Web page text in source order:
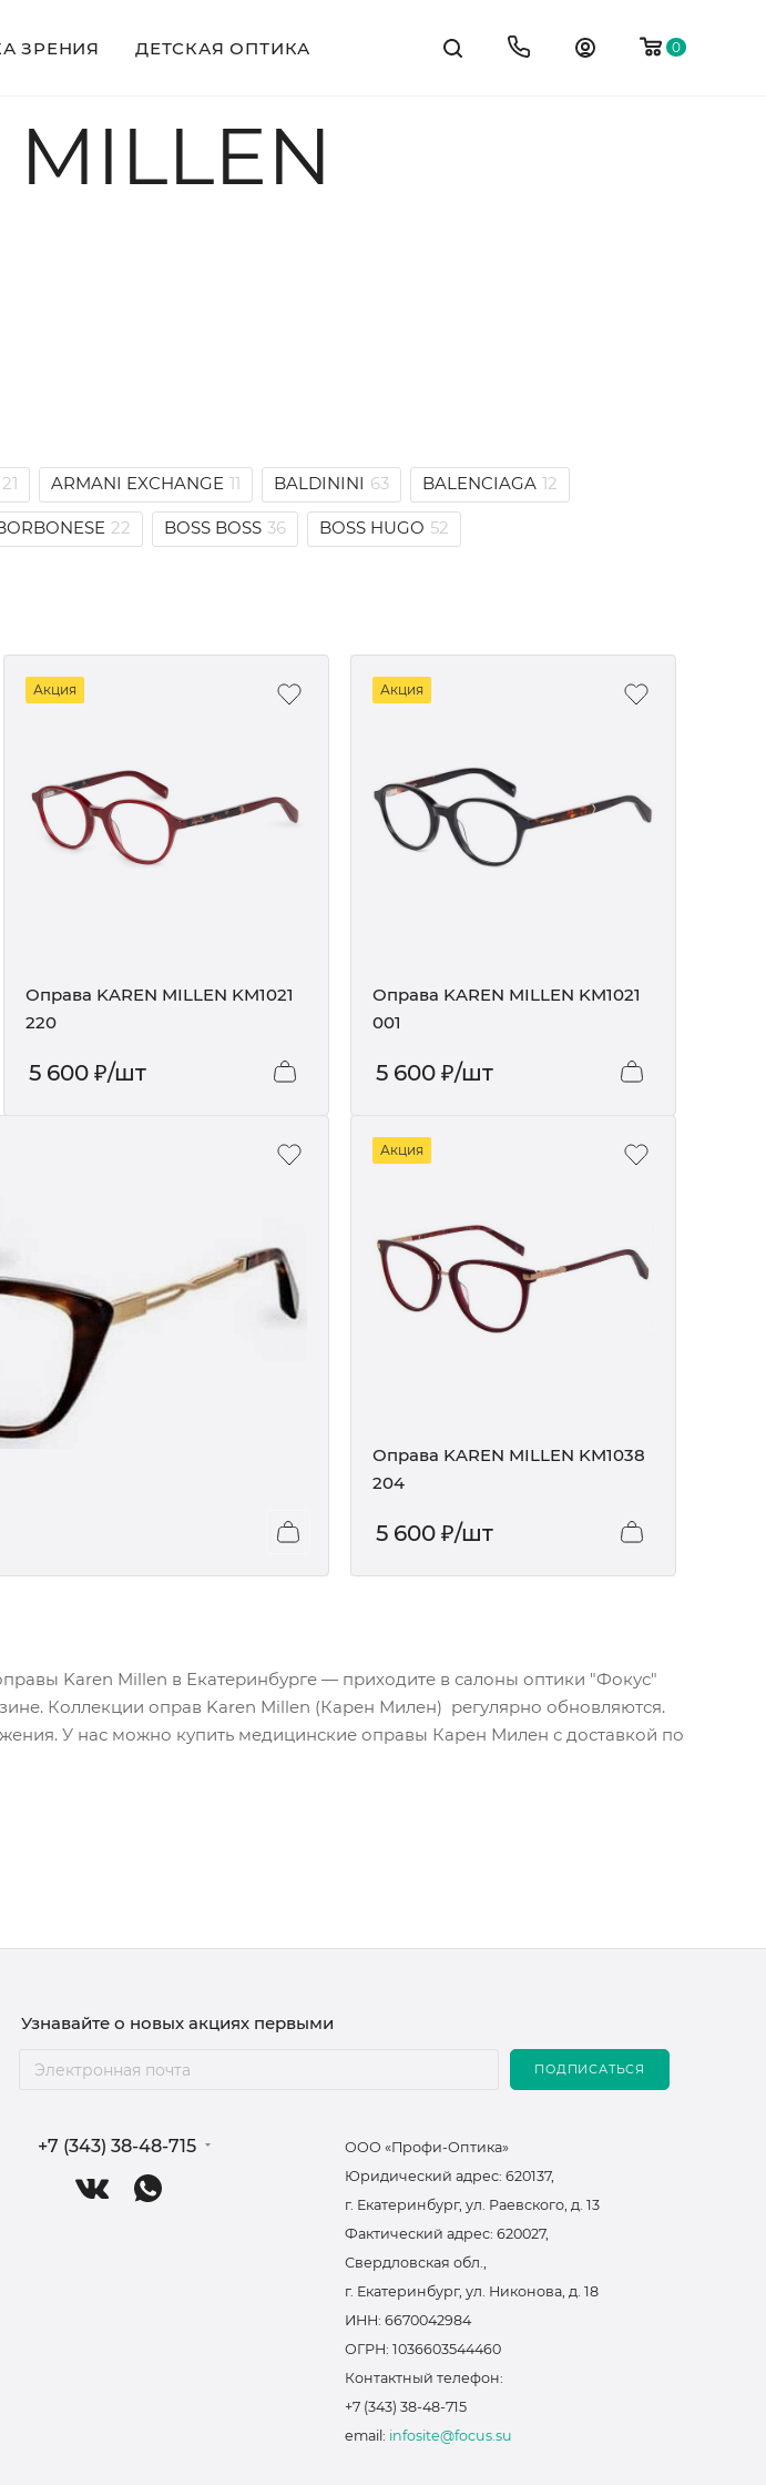
0
ЗРЕНИЯ ДЕТСКАЯ ОПТИКА
MILLEN
21 ARMANI EXCHANGE 11 BALDININI 63 BALENCIAGA 12
22 BOSS BOSS 36 BOSS HUGO 52
Акция
Оправа KAREN MILLEN KM1021
220
5 600₽/шт
Акция
Оправа KAREN MILLEN KM1021
001
5 600₽/шт
Акция
Оправа KAREN MILLEN KM1038
204
5 600₽/шт
Karen Millen в Екатеринбурге — приходите в салоны оптики "Фокус"
Коллекции оправ Karen Millen (Карен Милен) регулярно обновляются.
У нас можно купить медицинские оправы Карен Милен с доставкой по
Узнавайте о новых акциях первыми
ПОДПИСАТЬСЯ
+7 (343) 38-48-715
ООО «Профи-Оптика»
Юридический адрес: 620137,
г. Екатеринбург, ул. Раевского, д. 13
Фактический адрес: 620027,
Свердловская обл.,
г. Екатеринбург, ул. Никонова, д. 18
ИНН: 6670042984
ОГРН: 1036603544460
Контактный телефон:
+7 (343) 38-48-715
email: infosite@focus.su